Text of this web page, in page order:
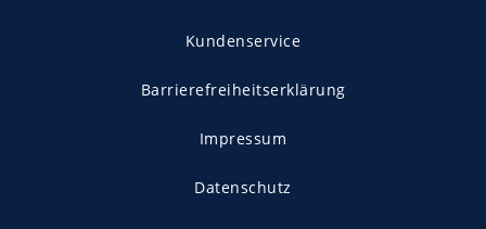
Kundenservice
Barrierefreiheitserklärung
Impressum
Datenschutz